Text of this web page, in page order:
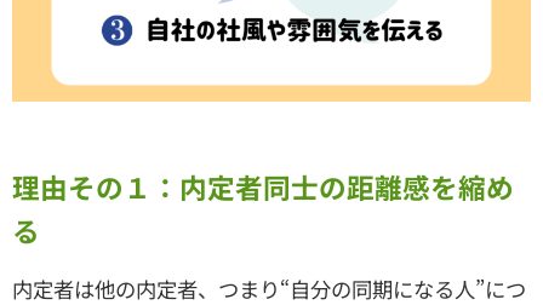
理由その１：内定者同士の距離感を縮め
る
内定者は他の内定者、つまり“自分の同期になる人”につ